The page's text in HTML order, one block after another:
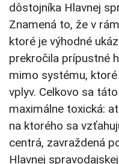
dôstojníka Hlavnej
Znamená to, že v
ktoré je výhodné
prekročila prípustné
mimo systému,
vplyv. Celkovo sa
maximálne toxická:
na ktorého sa
centrá, zavraždená
Hlavnej